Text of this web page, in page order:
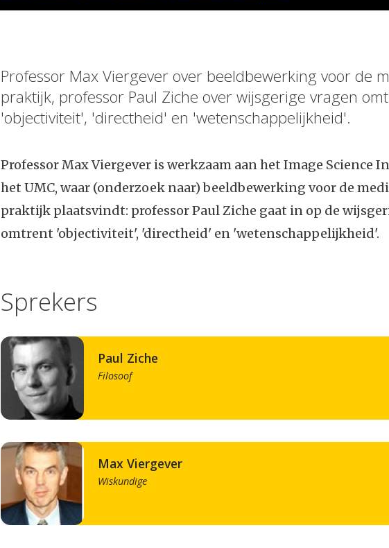
Professor Max Viergever over beeldbewerking voor de
praktijk, professor Paul Ziche over wijsgerige vragen
'objectiviteit', 'directheid' en 'wetenschappelijkheid'.
Professor Max Viergever is werkzaam aan het Image Science
het UMC, waar (onderzoek naar) beeldbewerking voor de
praktijk plaatsvindt: professor Paul Ziche gaat in op de
omtrent 'objectiviteit', 'directheid' en 'wetenschappelijkheid'.
Sprekers
Paul Ziche
Filosoof
Max Viergever
Wiskundige